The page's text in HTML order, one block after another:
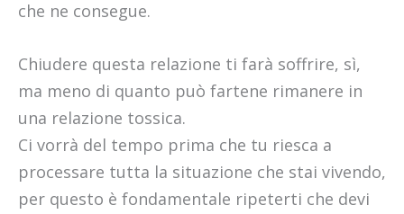
che ne consegue.
Chiudere questa relazione ti farà soffrire, sì,
ma meno di quanto può fartene rimanere in
una relazione tossica.
Ci vorrà del tempo prima che tu riesca a
processare tutta la situazione che stai vivendo,
per questo è fondamentale ripeterti che devi